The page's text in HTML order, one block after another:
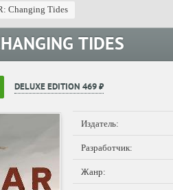
Changing Tides
TIDES
DELUXE EDITION 469 ₽
Издатель:
Разработчик:
Жанр: